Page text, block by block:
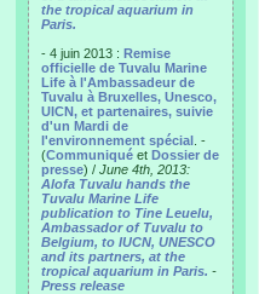
the tropical aquarium in
Paris.
- 4 juin 2013 : Remise
officielle de Tuvalu Marine
Life à l'Ambassadeur de
Tuvalu à Bruxelles, Unesco,
UICN, et partenaires, suivie
d'un Mardi de
l'environnement spécial . -
(Communiqué et Dossier de
presse) / June 4th, 2013:
Alofa Tuvalu hands the
Tuvalu Marine Life
publication to Tine Leuelu,
Ambassador of Tuvalu to
Belgium, to IUCN, UNESCO
and its partners, at the
tropical aquarium in Paris. -
Press release